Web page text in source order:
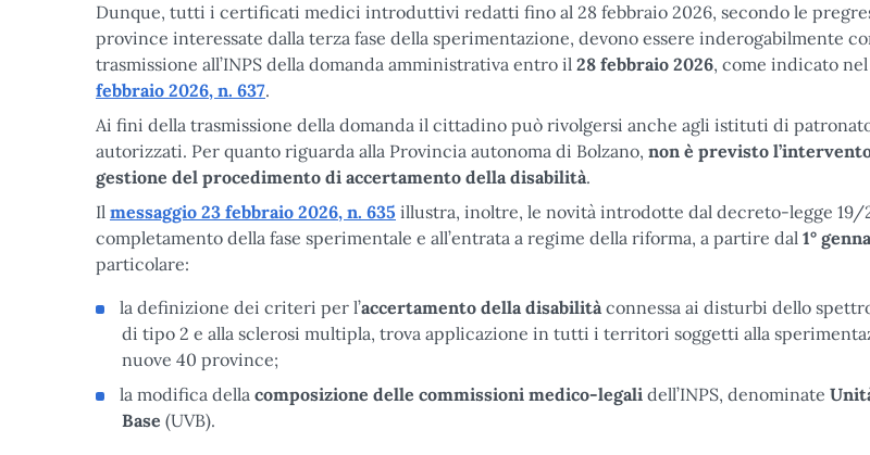
Dunque, tutti i certificati medici introduttivi redatti fino al 28 febbraio 2026, secondo le
province interessate dalla terza fase della sperimentazione, devono essere inderogabilmente
trasmissione all’INPS della domanda amministrativa entro il 28 febbraio 2026, come indicato nel
febbraio 2026, n. 637.
Ai fini della trasmissione della domanda il cittadino può rivolgersi anche agli istituti di
autorizzati. Per quanto riguarda alla Provincia autonoma di Bolzano, non è previsto
gestione del procedimento di accertamento della disabilità.
Il messaggio 23 febbraio 2026, n. 635 illustra, inoltre, le novità introdotte dal decreto-legge 19/
completamento della fase sperimentale e all’entrata a regime della riforma, a partire dal 1°
particolare:
la definizione dei criteri per l’accertamento della disabilitàconnessa ai disturbi dello
di tipo 2 e alla sclerosi multipla, trova applicazione in tutti i territori soggetti alla
nuove 40 province;
la modifica della composizione delle commissioni medico-legali dell’INPS, denominate
Base (UVB).